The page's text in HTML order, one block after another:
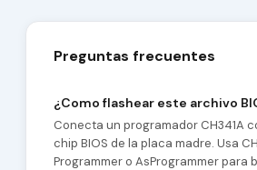
Preguntas frecuentes
¿Como flashear este archivo
Conecta un programador CH341A
chip BIOS de la placa madre. Usa
Programmer o AsProgrammer para